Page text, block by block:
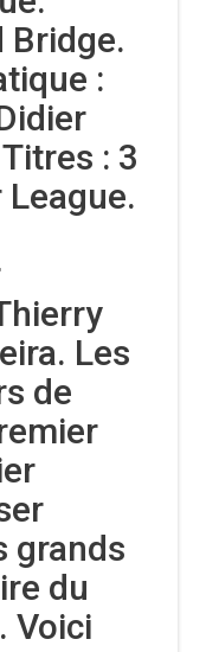
Bridge.
:
: 3
Les
de
grands
du
Voici